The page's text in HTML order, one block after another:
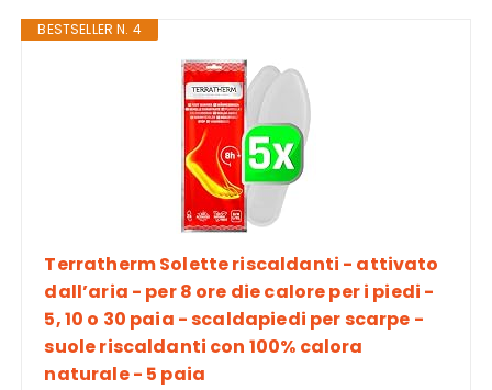
BESTSELLER N. 4
Terratherm Solette riscaldanti - attivato
dall’aria - per 8 ore die calore per i piedi -
5, 10 o 30 paia - scaldapiedi per scarpe -
suole riscaldanti con 100% calora
naturale - 5 paia